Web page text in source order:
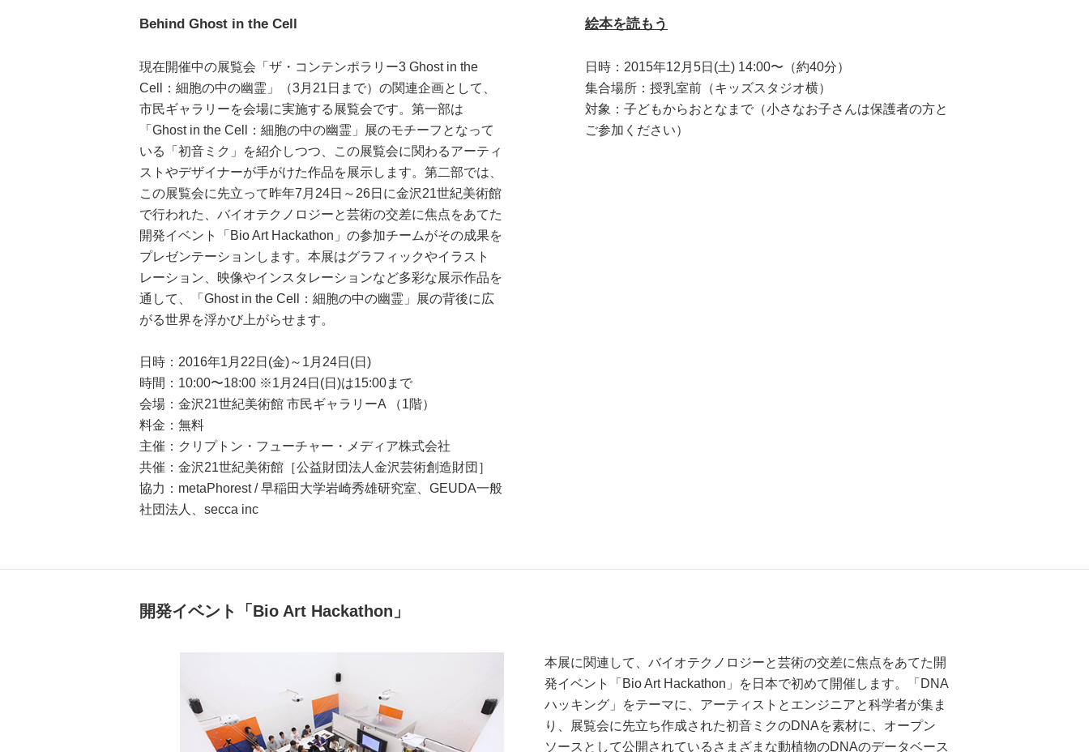
Behind Ghost in the Cell
現在開催中の展覧会「ザ・コンテンポラリー3 Ghost in the
Cell：細胞の中の幽霊」（3月21日まで）の関連企画として、
市民ギャラリーを会場に実施する展覧会です。第一部は
「Ghost in the Cell：細胞の中の幽霊」展のモチーフとなって
いる「初音ミク」を紹介しつつ、この展覧会に関わるアーティ
ストやデザイナーが手がけた作品を展示します。第二部では、
この展覧会に先立って昨年7月24日～26日に金沢21世紀美術館
で行われた、バイオテクノロジーと芸術の交差に焦点をあてた
開発イベント「Bio Art Hackathon」の参加チームがその成果を
プレゼンテーションします。本展はグラフィックやイラスト
レーション、映像やインスタレーションなど多彩な展示作品を
通して、「Ghost in the Cell：細胞の中の幽霊」展の背後に広
がる世界を浮かび上がらせます。
日時：2016年1月22日(金)～1月24日(日)
時間：10:00〜18:00 ※1月24日(日)は15:00まで
会場：金沢21世紀美術館 市民ギャラリーA （1階）
料金：無料
主催：クリプトン・フューチャー・メディア株式会社
共催：金沢21世紀美術館［公益財団法人金沢芸術創造財団］
協力：metaPhorest / 早稲田大学岩崎秀雄研究室、GEUDA一般
社団法人、secca inc
絵本を読もう
日時：2015年12月5日(土) 14:00〜（約40分）
集合場所：授乳室前（キッズスタジオ横）
対象：子どもからおとなまで（小さなお子さんは保護者の方と
ご参加ください）
開発イベント「Bio Art Hackathon」
本展に関連して、バイオテクノロジーと芸術の交差に焦点をあてた開
発イベント「Bio Art Hackathon」を日本で初めて開催します。「DNA
ハッキング」をテーマに、アーティストとエンジニアと科学者が集ま
り、展覧会に先立ち作成された初音ミクのDNAを素材に、オープン
ソースとして公開されているさまざまな動植物のDNAのデータベース